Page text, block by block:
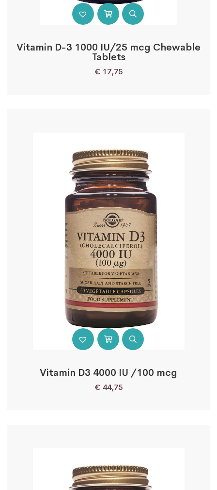
Vitamin D-3 1000 IU/25 mcg Chewable
Tablets
€ 17,75
Vitamin D3 4000 IU /100 mcg
€ 44,75